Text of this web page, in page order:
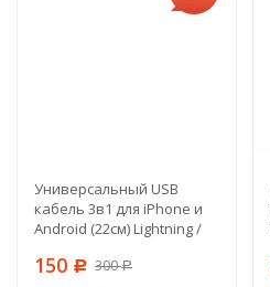
Универсальный USB
кабель 3в1 для iPhone и
Android (22см) Lightning /
150 Р 300Р